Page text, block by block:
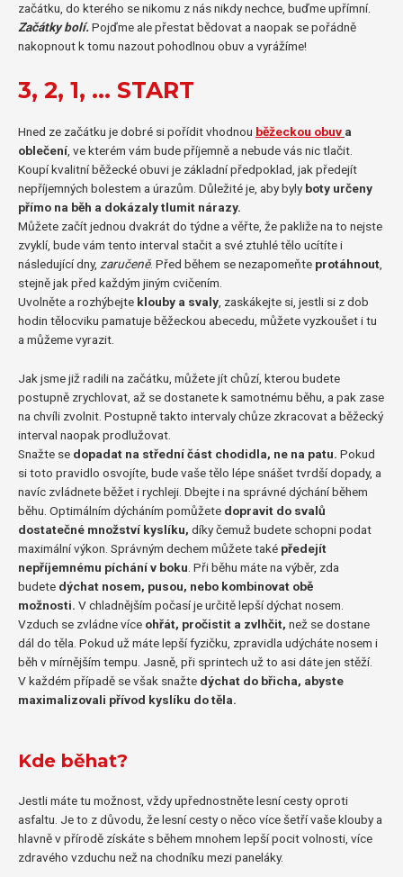
začátku, do kterého se nikomu z nás nikdy nechce, buďme upřímní.
Začátky bolí.Pojďme ale přestat bědovat a naopak se pořádně
nakopnout k tomu nazout pohodlnou obuv a vyrážíme!
3, 2, 1, … START
Hned ze začátku je dobré si pořídit vhodnou běžeckou obuv a
oblečení , ve kterém vám bude příjemně a nebude vás nic tlačit.
Koupí kvalitní běžecké obuvi je základní předpoklad, jak předejít
nepříjemných bolestem a úrazům. Důležité je, aby bylyboty určeny
přímo na běh a dokázaly tlumit nárazy.
Můžete začít jednou dvakrát do týdne a věřte, že pakliže na to nejste
zvyklí, bude vám tento interval stačit a své ztuhlé tělo ucítíte i
následující dny, zaručeně. Před během se nezapomeňte protáhnout
stejně jak před každým jiným cvičením.
Uvolněte a rozhýbejte klouby a svaly , zaskákejte si, jestli si z dob
hodin tělocviku pamatuje běžeckou abecedu, můžete vyzkoušet i tu
a můžeme vyrazit.
Jak jsme již radili na začátku, můžete jít chůzí, kterou budete
postupně zrychlovat, až se dostanete k samotnému běhu, a pak zase
na chvíli zvolnit. Postupně takto intervaly chůze zkracovat a běžecký
interval naopak prodlužovat.
Snažte se dopadat na střední část chodidla, ne na patu. Pokud
si toto pravidlo osvojíte, bude vaše tělo lépe snášet tvrdší dopady, a
navíc zvládnete běžet i rychleji. Dbejte i na správné dýchání během
běhu. Optimálním dýcháním pomůžete dopravit do svalů
dostatečné množství kyslíku, díky čemuž budete schopni podat
maximální výkon. Správným dechem můžete také předejít
nepříjemnému píchání v boku . Při běhu máte na výběr, zda
budete dýchat nosem, pusou, nebo kombinovat obě
možnosti. V chladnějším počasí je určitě lepší dýchat nosem.
Vzduch se zvládne více ohřát, pročistit a zvlhčit, než se dostane
dál do těla. Pokud už máte lepší fyzičku, zpravidla udýcháte nosem i
běh v mírnějším tempu. Jasně, při sprintech už to asi dáte jen stěží.
V každém případě se však snažte dýchat do břicha, abyste
maximalizovali přívod kyslíku do těla.
Kde běhat?
Jestli máte tu možnost, vždy upřednostněte lesní cesty oproti
asfaltu. Je to z důvodu, že lesní cesty o něco více šetří vaše klouby a
hlavně v přírodě získáte s během mnohem lepší pocit volnosti, více
zdravého vzduchu než na chodníku mezi paneláky.